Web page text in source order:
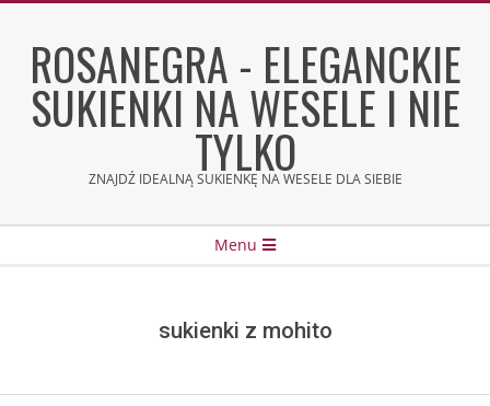
contentROSANEGRA - ELEGANCKIE
SUKIENKI NA WESELE I NIE
TYLKO
ZNAJDŹ IDEALNĄ SUKIENKĘ NA WESELE DLA SIEBIE
Menu
sukienki z mohito